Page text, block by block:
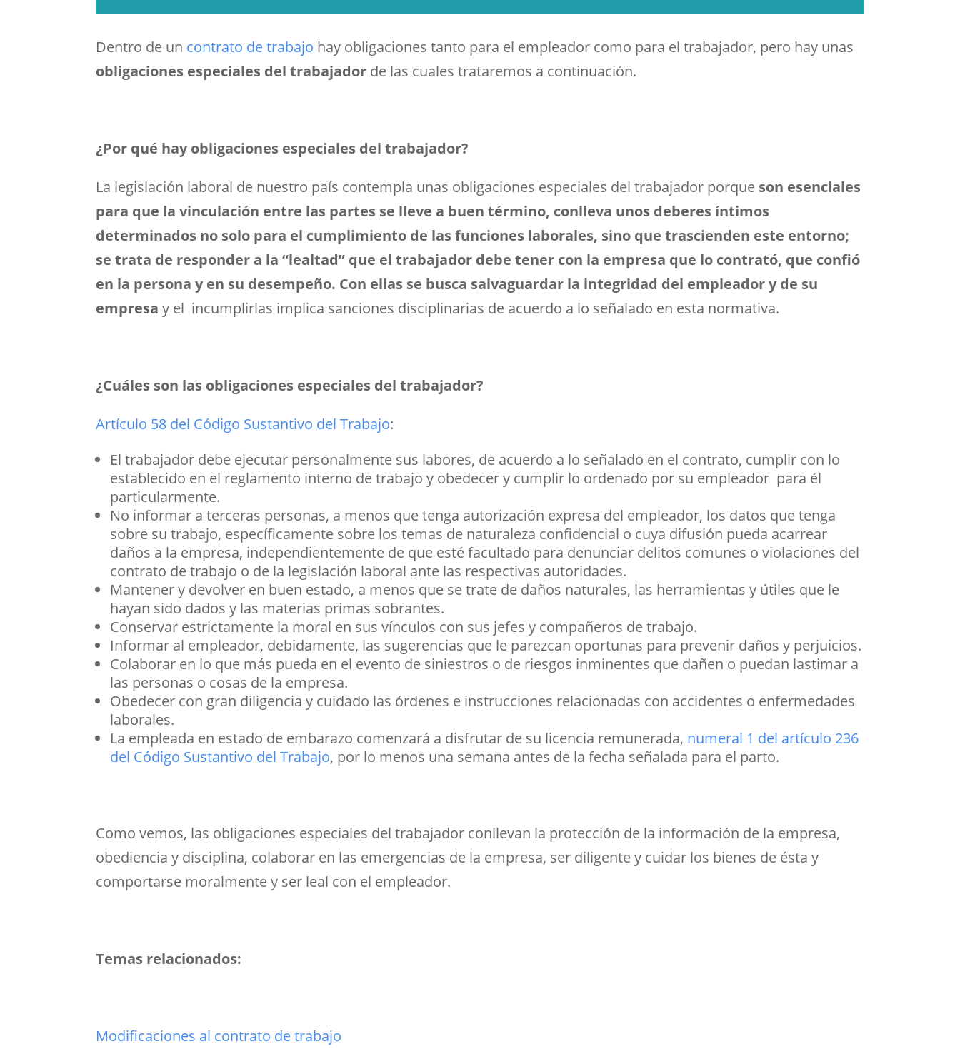
Dentro de un contrato de trabajo hay obligaciones tanto para el empleador como para el trabajador, pero hay unas
obligaciones especiales del trabajador de las cuales trataremos a continuación.
¿Por qué hay obligaciones especiales del trabajador?
La legislación laboral de nuestro país contempla unas obligaciones especiales del trabajador porque son esenciales
para que la vinculación entre las partes se lleve a buen término, conlleva unos deberes íntimos
determinados no solo para el cumplimiento de las funciones laborales, sino que trascienden este entorno;
se trata de responder a la “lealtad” que el trabajador debe tener con la empresa que lo contrató, que confió
en la persona y en su desempeño. Con ellas se busca salvaguardar la integridad del empleador y de su
empresa y el incumplirlas implica sanciones disciplinarias de acuerdo a lo señalado en esta normativa.
¿Cuáles son las obligaciones especiales del trabajador?
Artículo 58 del Código Sustantivo del Trabajo:
El trabajador debe ejecutar personalmente sus labores, de acuerdo a lo señalado en el contrato, cumplir con lo
establecido en el reglamento interno de trabajo y obedecer y cumplir lo ordenado por su empleador para él
particularmente.
No informar a terceras personas, a menos que tenga autorización expresa del empleador, los datos que tenga
sobre su trabajo, específicamente sobre los temas de naturaleza confidencial o cuya difusión pueda acarrear
daños a la empresa, independientemente de que esté facultado para denunciar delitos comunes o violaciones del
contrato de trabajo o de la legislación laboral ante las respectivas autoridades.
Mantener y devolver en buen estado, a menos que se trate de daños naturales, las herramientas y útiles que le
hayan sido dados y las materias primas sobrantes.
Conservar estrictamente la moral en sus vínculos con sus jefes y compañeros de trabajo.
Informar al empleador, debidamente, las sugerencias que le parezcan oportunas para prevenir daños y perjuicios.
Colaborar en lo que más pueda en el evento de siniestros o de riesgos inminentes que dañen o puedan lastimar a
las personas o cosas de la empresa.
Obedecer con gran diligencia y cuidado las órdenes e instrucciones relacionadas con accidentes o enfermedades
laborales.
La empleada en estado de embarazo comenzará a disfrutar de su licencia remunerada, numeral 1 del artículo 236
del Código Sustantivo del Trabajo, por lo menos una semana antes de la fecha señalada para el parto.
Como vemos, las obligaciones especiales del trabajador conllevan la protección de la información de la empresa,
obediencia y disciplina, colaborar en las emergencias de la empresa, ser diligente y cuidar los bienes de ésta y
comportarse moralmente y ser leal con el empleador.
Temas relacionados:
Modificaciones al contrato de trabajo